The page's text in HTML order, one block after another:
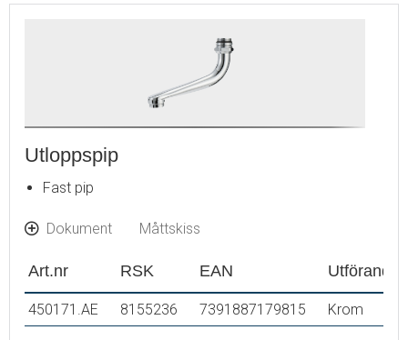
Utloppspip
Fast pip
Dokument Måttskiss
Art.nr RSK EAN Utförande
450171.AE 8155236 7391887179815 Krom